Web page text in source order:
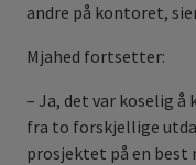
andre på kontoret,
Mjahed fortsetter:
– Ja, det var koselig å
fra to forskjellige
prosjektet på en best